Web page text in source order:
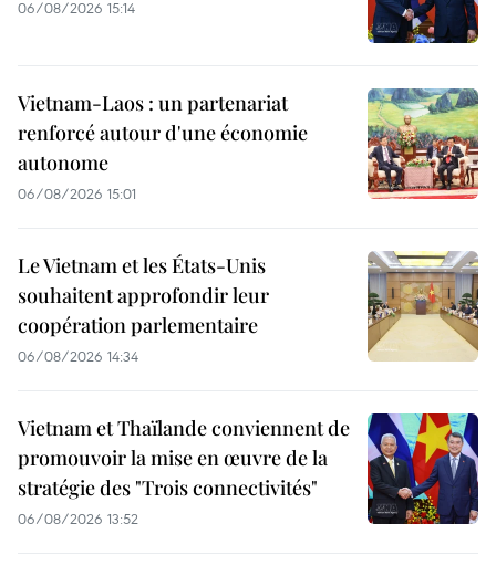
06/08/2026 15:14
Vietnam-Laos : un partenariat
renforcé autour d'une économie
autonome
06/08/2026 15:01
Le Vietnam et les États-Unis
souhaitent approfondir leur
coopération parlementaire
06/08/2026 14:34
Vietnam et Thaïlande conviennent de
promouvoir la mise en œuvre de la
stratégie des "Trois connectivités"
06/08/2026 13:52